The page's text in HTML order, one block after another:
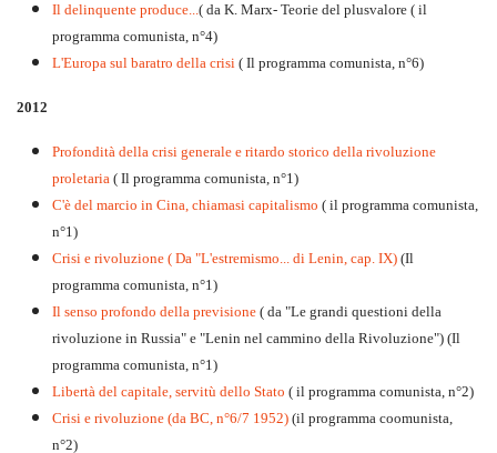
Il delinquente produce...( da K. Marx- Teorie del plusvalore ( il
programma comunista, n°4)
L'Europa sul baratro della crisi ( Il programma comunista, n°6)
2012
Profondità della crisi generale e ritardo storico della rivoluzione
proletaria ( Il programma comunista, n°1)
C'è del marcio in Cina, chiamasi capitalismo ( il programma comunista,
n°1)
Crisi e rivoluzione ( Da "L'estremismo... di Lenin, cap. IX) (Il
programma comunista, n°1)
Il senso profondo della previsione ( da "Le grandi questioni della
rivoluzione in Russia" e "Lenin nel cammino della Rivoluzione") (Il
programma comunista, n°1)
Libertà del capitale, servitù dello Stato ( il programma comunista, n°2)
Crisi e rivoluzione (da BC, n°6/7 1952) (il programma coomunista,
n°2)